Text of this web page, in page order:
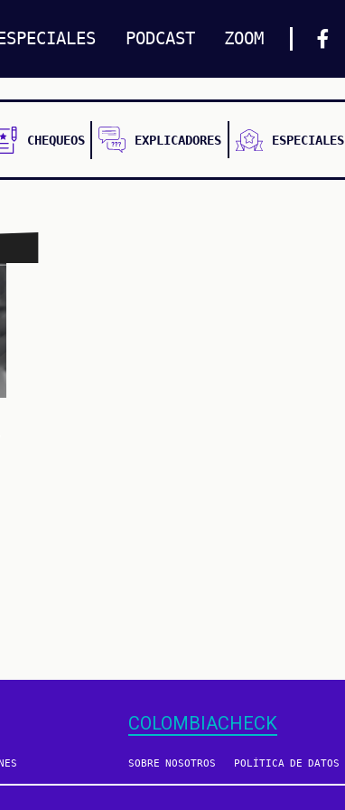
PODCAST ZOOM
CHEQUEOS EXPLICADORES ESPECIALES
COLOMBIACHECK
SOBRE NOSOTROS POLÍTICA DE DATOS